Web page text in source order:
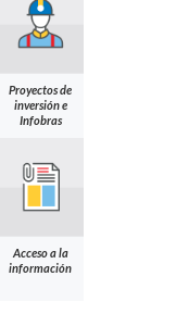
Proyectos de
inversión e
Infobras
Acceso a la
información